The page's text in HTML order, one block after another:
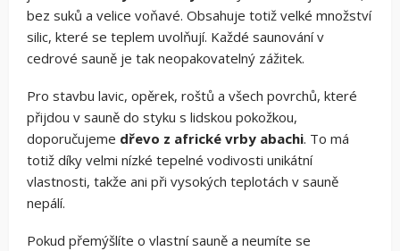
bez suků a velice voňavé. Obsahuje totiž velké množství
silic, které se teplem uvolňují. Každé saunování v
cedrové sauně je tak neopakovatelný zážitek.
Pro stavbu lavic, opěrek, roštů a všech povrchů, které
přijdou v sauně do styku s lidskou pokožkou,
doporučujeme dřevo z africké vrby abachi. To má
totiž díky velmi nízké tepelné vodivosti unikátní
vlastnosti, takže ani při vysokých teplotách v sauně
nepálí.
Pokud přemýšlíte o vlastní sauně a neumíte se